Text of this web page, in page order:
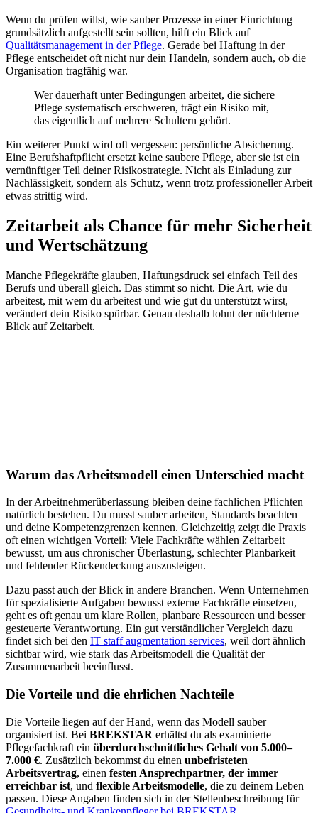
Wenn du prüfen willst, wie sauber Prozesse in einer Einrichtung
grundsätzlich aufgestellt sein sollten, hilft ein Blick auf
Qualitätsmanagement in der Pflege. Gerade bei Haftung in der
Pflege entscheidet oft nicht nur dein Handeln, sondern auch, ob die
Organisation tragfähig war.
Wer dauerhaft unter Bedingungen arbeitet, die sichere
Pflege systematisch erschweren, trägt ein Risiko mit,
das eigentlich auf mehrere Schultern gehört.
Ein weiterer Punkt wird oft vergessen: persönliche Absicherung.
Eine Berufshaftpflicht ersetzt keine saubere Pflege, aber sie ist ein
vernünftiger Teil deiner Risikostrategie. Nicht als Einladung zur
Nachlässigkeit, sondern als Schutz, wenn trotz professioneller Arbeit
etwas strittig wird.
Zeitarbeit als Chance für mehr Sicherheit
und Wertschätzung
Manche Pflegekräfte glauben, Haftungsdruck sei einfach Teil des
Berufs und überall gleich. Das stimmt so nicht. Die Art, wie du
arbeitest, mit wem du arbeitest und wie gut du unterstützt wirst,
verändert dein Risiko spürbar. Genau deshalb lohnt der nüchterne
Blick auf Zeitarbeit.
Warum das Arbeitsmodell einen Unterschied macht
In der Arbeitnehmerüberlassung bleiben deine fachlichen Pflichten
natürlich bestehen. Du musst sauber arbeiten, Standards beachten
und deine Kompetenzgrenzen kennen. Gleichzeitig zeigt die Praxis
oft einen wichtigen Vorteil: Viele Fachkräfte wählen Zeitarbeit
bewusst, um aus chronischer Überlastung, schlechter Planbarkeit
und fehlender Rückendeckung auszusteigen.
Dazu passt auch der Blick in andere Branchen. Wenn Unternehmen
für spezialisierte Aufgaben bewusst externe Fachkräfte einsetzen,
geht es oft genau um klare Rollen, planbare Ressourcen und besser
gesteuerte Verantwortung. Ein gut verständlicher Vergleich dazu
findet sich bei den IT staff augmentation services, weil dort ähnlich
sichtbar wird, wie stark das Arbeitsmodell die Qualität der
Zusammenarbeit beeinflusst.
Die Vorteile und die ehrlichen Nachteile
Die Vorteile liegen auf der Hand, wenn das Modell sauber
organisiert ist. Bei BREKSTAR erhältst du als examinierte
Pflegefachkraft ein überdurchschnittliches Gehalt von 5.000–
7.000 €. Zusätzlich bekommst du einen unbefristeten
Arbeitsvertrag, einen festen Ansprechpartner, der immer
erreichbar ist, und flexible Arbeitsmodelle, die zu deinem Leben
passen. Diese Angaben finden sich in der Stellenbeschreibung für